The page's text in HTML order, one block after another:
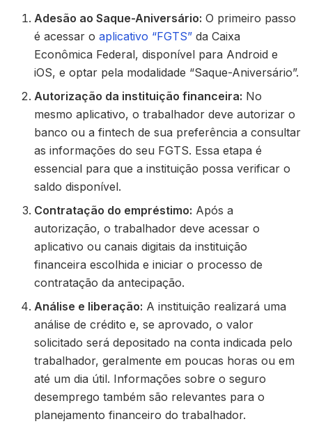
Adesão ao Saque-Aniversário: O primeiro passo
é acessar o aplicativo “FGTS” da Caixa
Econômica Federal, disponível para Android e
iOS, e optar pela modalidade “Saque-Aniversário”.
Autorização da instituição financeira: No
mesmo aplicativo, o trabalhador deve autorizar o
banco ou a fintech de sua preferência a consultar
as informações do seu FGTS. Essa etapa é
essencial para que a instituição possa verificar o
saldo disponível.
Contratação do empréstimo: Após a
autorização, o trabalhador deve acessar o
aplicativo ou canais digitais da instituição
financeira escolhida e iniciar o processo de
contratação da antecipação.
Análise e liberação: A instituição realizará uma
análise de crédito e, se aprovado, o valor
solicitado será depositado na conta indicada pelo
trabalhador, geralmente em poucas horas ou em
até um dia útil. Informações sobre o seguro
desemprego também são relevantes para o
planejamento financeiro do trabalhador.